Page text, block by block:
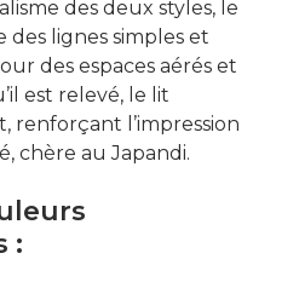
des deux styles, le
des lignes simples et
des espaces aérés et
est relevé, le lit
renforçant l’impression
chère au Japandi.
: